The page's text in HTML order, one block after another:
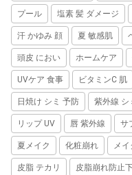
プール 塩素 髪 ダメージ
汗 かゆみ 顔 夏 敏感肌
頭皮 におい ホームケア
UVケア 食事 ビタミンC 肌
日焼け シミ 予防 紫外線 シ
リップ UV 唇 紫外線 サ
夏メイク 化粧崩れ メ
皮脂 テカリ 皮脂崩れ防止